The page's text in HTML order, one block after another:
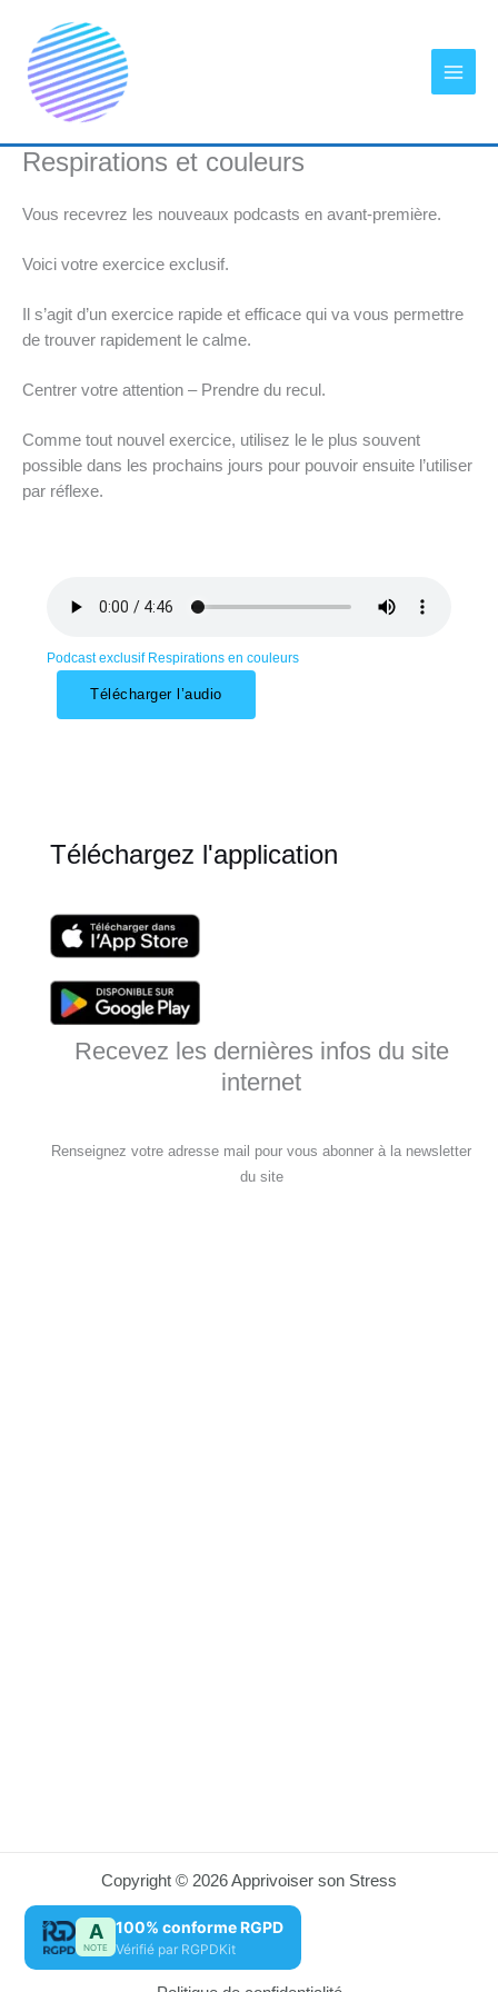
contenu
Respirations et couleurs
Vous recevrez les nouveaux podcasts en avant-première.
Voici votre exercice exclusif.
Il s’agit d’un exercice rapide et efficace qui va vous permettre
de trouver rapidement le calme.
Centrer votre attention – Prendre du recul.
Comme tout nouvel exercice, utilisez le le plus souvent
possible dans les prochains jours pour pouvoir ensuite l’utiliser
par réflexe.
Podcast exclusif Respirations en couleurs
Télécharger l’audio
Téléchargez l'application
Recevez les dernières infos du site
internet
Renseignez votre adresse mail pour vous abonner à la newsletter
du site
Copyright © 2026 Apprivoiser son Stress
A
NOTE
100% conforme RGPD
Vérifié par RGPDKit